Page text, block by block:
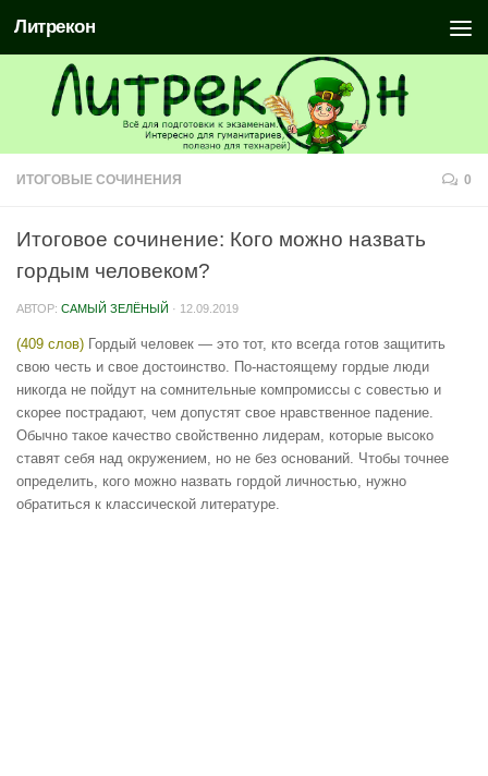
Литрекон
ИТОГОВЫЕ СОЧИНЕНИЯ 0
Итоговое сочинение: Кого можно назвать
гордым человеком?
АВТОР: САМЫЙ ЗЕЛЁНЫЙ · 12.09.2019
(409 слов) Гордый человек — это тот, кто всегда готов защитить
свою честь и свое достоинство. По-настоящему гордые люди
никогда не пойдут на сомнительные компромиссы с совестью и
скорее пострадают, чем допустят свое нравственное падение.
Обычно такое качество свойственно лидерам, которые высоко
ставят себя над окружением, но не без оснований. Чтобы точнее
определить, кого можно назвать гордой личностью, нужно
обратиться к классической литературе.